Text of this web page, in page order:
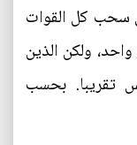
سحب كل القوات
ولكن الذين
تقريبا. بحسب